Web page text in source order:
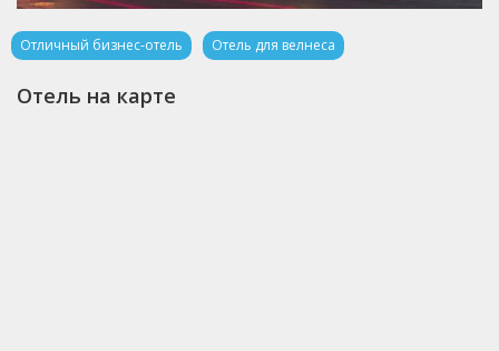
Отличный бизнес-отель Отель для велнеса
Отель на карте